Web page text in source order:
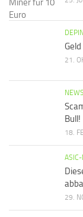
21.
NEWS
Bull!
18.
29.